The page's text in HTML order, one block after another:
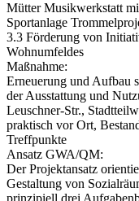
Mütter Musikwerkstatt
Sportanlage
3.3 Förderung von
Wohnumfeldes
Maßnahme:
Erneuerung und Aufbau
der Ausstattung und
Leuschner-Str.,
praktisch vor Ort,
Treffpunkte
Ansatz GWA/QM:
Der Projektansatz
Gestaltung von
prinzipiell drei